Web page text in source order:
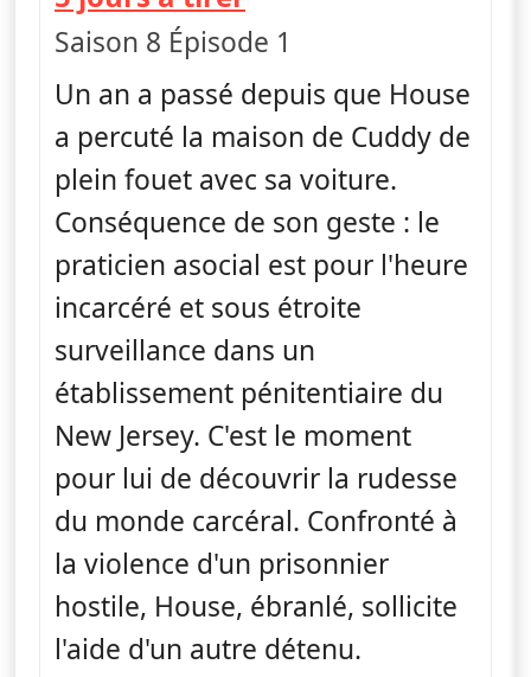
Saison 8 Épisode 1
Un an a passé depuis que House
a percuté la maison de Cuddy de
plein fouet avec sa voiture.
Conséquence de son geste : le
praticien asocial est pour l'heure
incarcéré et sous étroite
surveillance dans un
établissement pénitentiaire du
New Jersey. C'est le moment
pour lui de découvrir la rudesse
du monde carcéral. Confronté à
la violence d'un prisonnier
hostile, House, ébranlé, sollicite
l'aide d'un autre détenu.